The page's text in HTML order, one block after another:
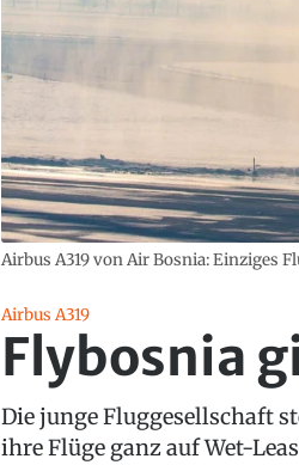
Airbus A319 von Air Bosnia: Einziges
Airbus A319
Flybosnia
Die junge Fluggesellschaft
ihre Flüge ganz auf Wet-